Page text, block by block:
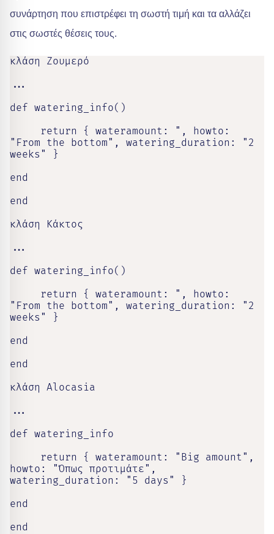
συνάρτηση που επιστρέφει τη σωστή τιμή και τα αλλάζει
στις σωστές θέσεις τους.
κλάση Ζουμερό
...
def watering_info()
"From the bottom", watering_duration: "2
weeks" }
end
end
κλάση Κάκτος
...
def watering_info()
"From the bottom", watering_duration: "2
weeks" }
end
end
κλάση Alocasia
...
def watering_info
howto: "Όπως προτιμάτε",
watering_duration: "5 days" }
end
end